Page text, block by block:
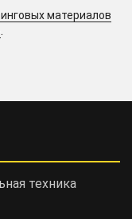
материалов
.
техника